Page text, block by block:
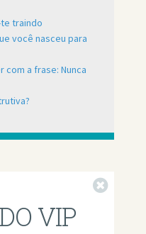
traindo
você nasceu para
com a frase: Nunca
VIP